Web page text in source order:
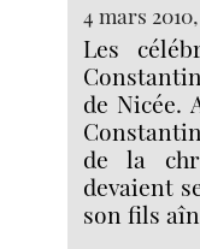
4 mars
Les
de Nicée.
de la
devaient
son fils